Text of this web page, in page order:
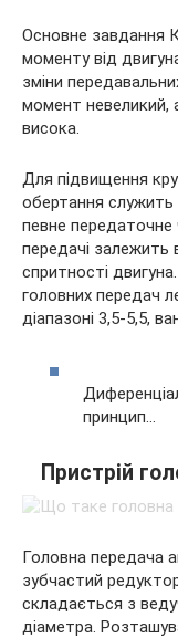
Основне завдання
моменту від
зміни
момент невеликий,
висока.
Для підвищення
обертання
певне
передачі залежить
спритності
головних передач
діапазоні 3,5-5,5,
принцип…
Пристрій
Головна передача
зубчастий
складається з
діаметра.